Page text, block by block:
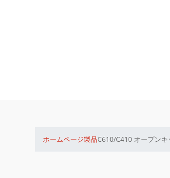
ホームページ製品C610/C410 オープンキ